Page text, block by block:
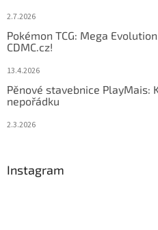
2.7.2026
Pokémon TCG: Mega
CDMC.cz!
13.4.2026
Pěnové stavebnice PlayMais:
nepořádku
2.3.2026
Instagram